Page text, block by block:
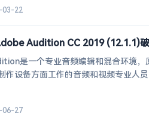
03-22
Audition CC 2019 (12.1.1)
是一个专业音频编辑和混合环境
作设备方面工作的音频和视频专业人
06-27